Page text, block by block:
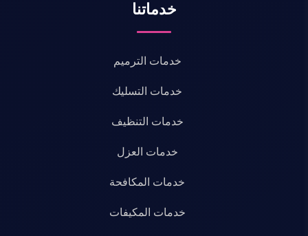
خدماتنا
خدمات الترميم
خدمات التسليك
خدمات التنظيف
خدمات العزل
خدمات المكافحة
خدمات المكيفات